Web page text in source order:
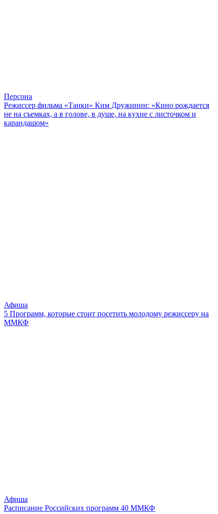
Персона
Режиссер фильма «Танки» Ким Дружинин: «Кино рождается
не на съемках, а в голове, в душе, на кухне с листочком и
карандашом»
Афиша
5 Программ, которые стоит посетить молодому режиссеру на
ММКФ
Афиша
Расписание Российских программ 40 ММКФ